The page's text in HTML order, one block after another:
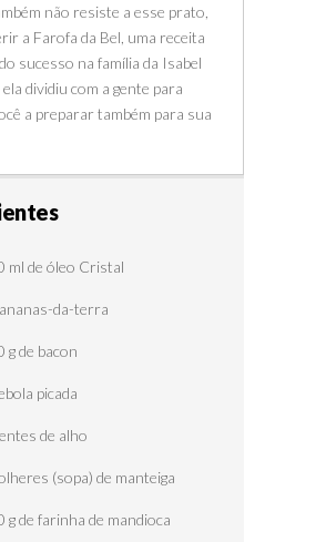
não resiste a esse prato,
a Farofa da Bel, uma receita
sucesso na família da Isabel
ela dividiu com a gente para
a preparar também para sua
ml de óleo Cristal
da-terra
g de bacon
picada
de alho
(sopa) de manteiga
g de farinha de mandioca